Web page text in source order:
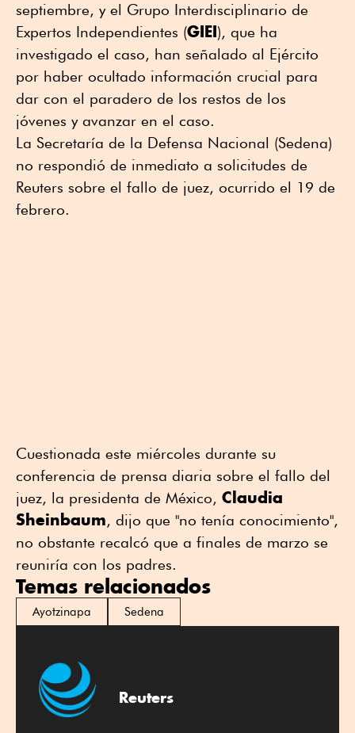
septiembre, y el Grupo Interdisciplinario de
Expertos Independientes (GIEI), que ha
investigado el caso, ⁠han señalado al Ejército
por haber ocultado información crucial para
dar con el paradero de los restos de los
jóvenes y avanzar en el caso.
La Secretaría de la Defensa Nacional (Sedena)
no respondió de inmediato a solicitudes de
Reuters sobre el fallo de juez, ocurrido el 19 de
febrero.
Cuestionada este miércoles durante su
conferencia de prensa diaria sobre el fallo del
juez, la presidenta ⁠de México, Claudia
Sheinbaum, dijo que "no tenía conocimiento",
no obstante recalcó que a finales de marzo se
reuniría con los padres.
Temas relacionados
Ayotzinapa Sedena
Reuters